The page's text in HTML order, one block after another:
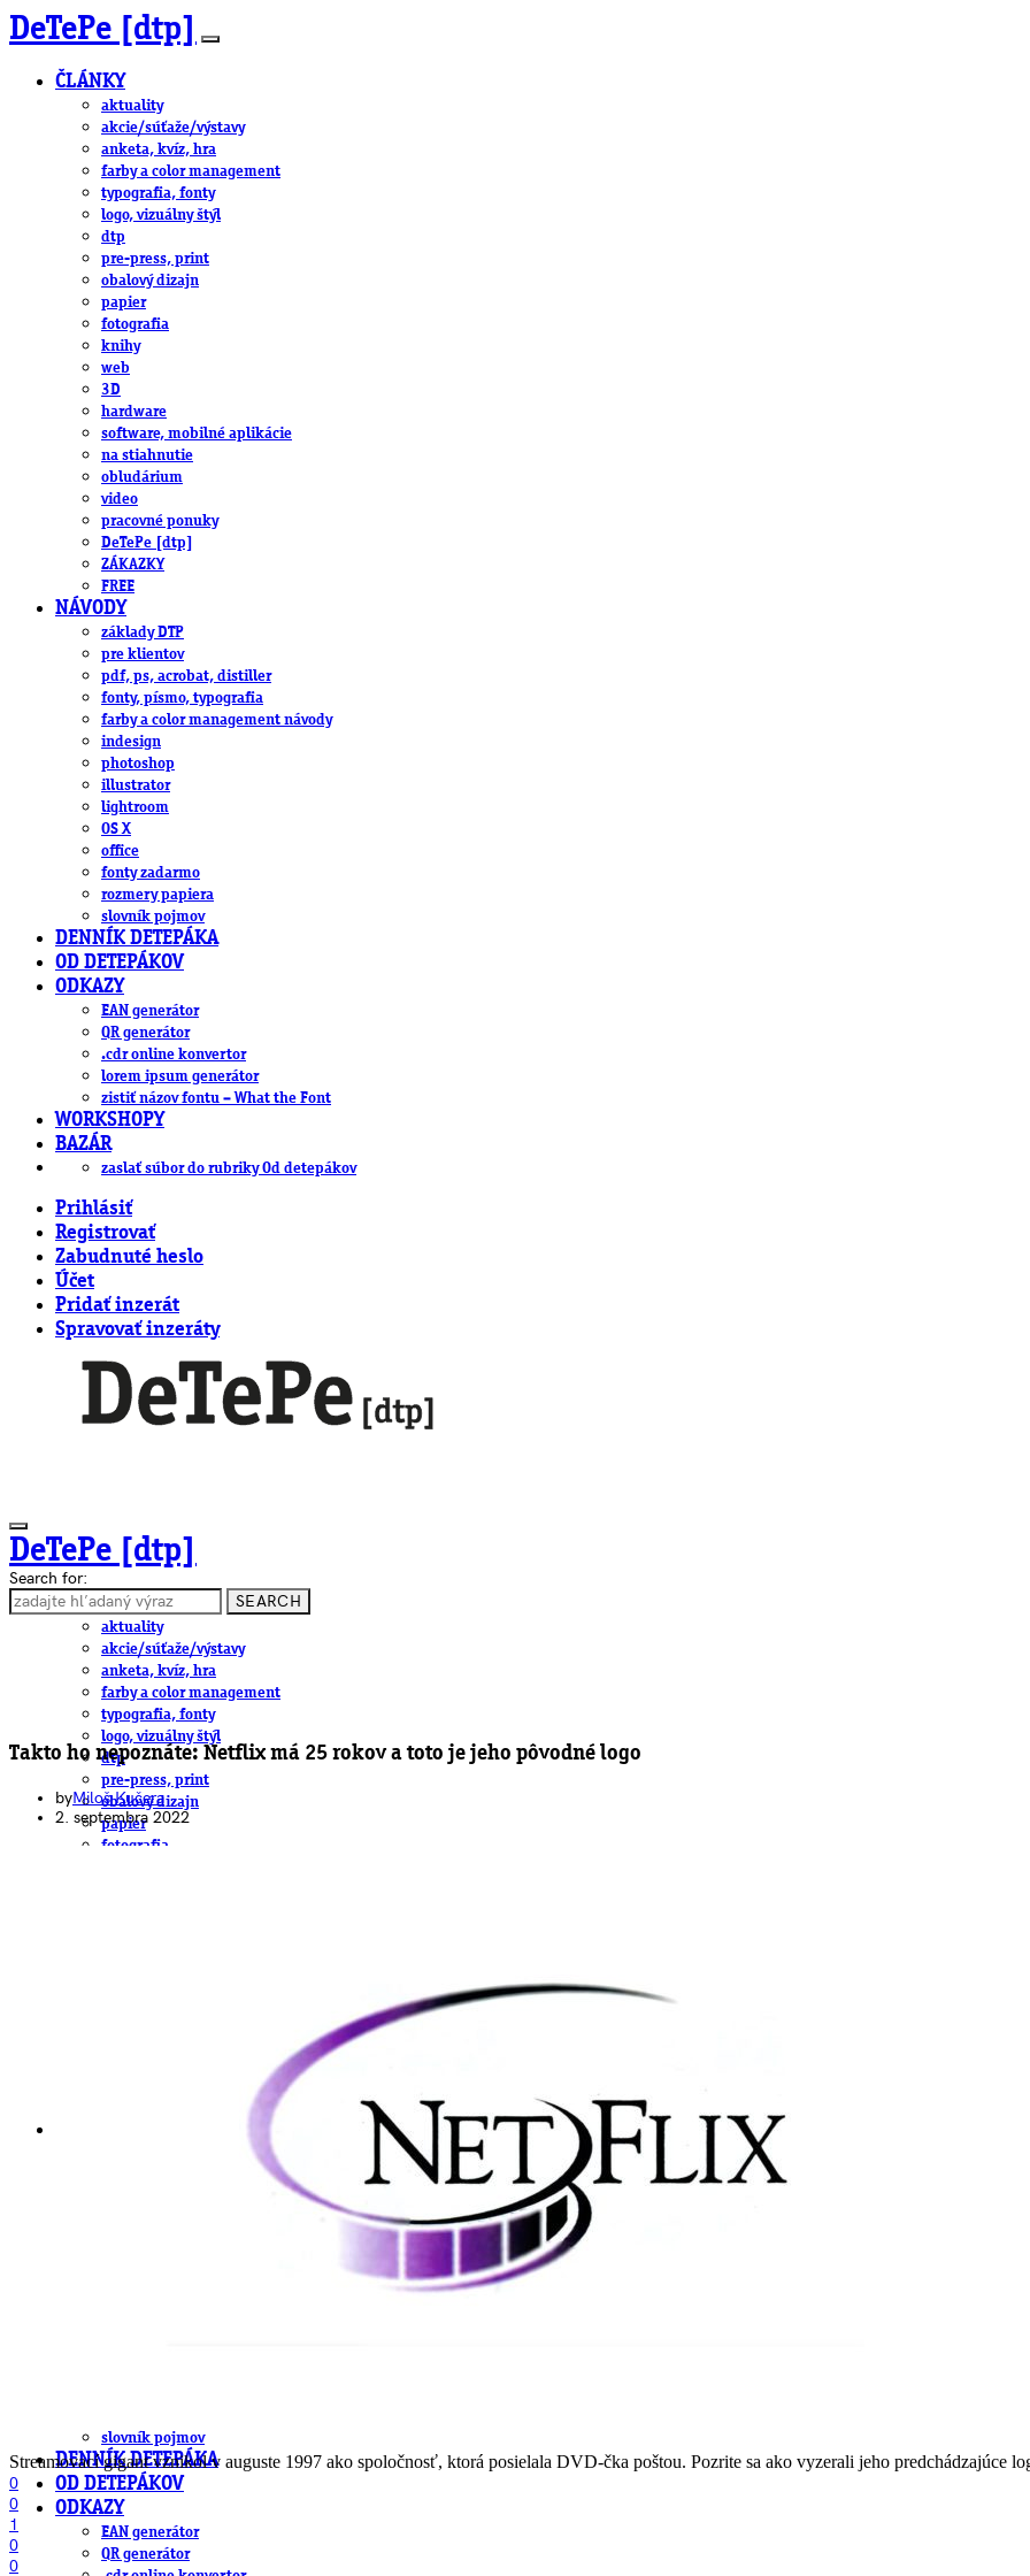
DeTePe [dtp]
ČLÁNKY
aktuality
akcie/súťaže/výstavy
anketa, kvíz, hra
farby a color management
typografia, fonty
logo, vizuálny štýl
dtp
pre-press, print
obalový dizajn
papier
fotografia
knihy
web
3D
hardware
software, mobilné aplikácie
na stiahnutie
obludárium
video
pracovné ponuky
DeTePe [dtp]
ZÁKAZKY
FREE
NÁVODY
základy DTP
pre klientov
pdf, ps, acrobat, distiller
fonty, písmo, typografia
farby a color management návody
indesign
photoshop
illustrator
lightroom
OS X
office
fonty zadarmo
rozmery papiera
slovník pojmov
DENNÍK DETEPÁKA
OD DETEPÁKOV
ODKAZY
EAN generátor
QR generátor
.cdr online konvertor
lorem ipsum generátor
zistiť názov fontu – What the Font
WORKSHOPY
BAZÁR
zaslať súbor do rubriky Od detepákov
Prihlásiť
Registrovať
Zabudnuté heslo
Účet
Pridať inzerát
Spravovať inzeráty
DeTePe [dtp]
ČLÁNKY
aktuality
akcie/súťaže/výstavy
anketa, kvíz, hra
farby a color management
typografia, fonty
logo, vizuálny štýl
dtp
pre-press, print
obalový dizajn
papier
fotografia
slovník pojmov
DENNÍK DETEPÁKA
OD DETEPÁKOV
ODKAZY
EAN generátor
QR generátor
Search for:
SEARCH
Takto ho nepoznáte: Netflix má 25 rokov a toto je jeho pôvodné logo
byMiloš Kučera
2. septembra 2022
Streamovací gigant vznikol v auguste 1997 ako spoločnosť, ktorá posielala DVD-čka poštou. Pozrite sa ako vyzerali jeho predchádzajúce
0
0
1
0
0